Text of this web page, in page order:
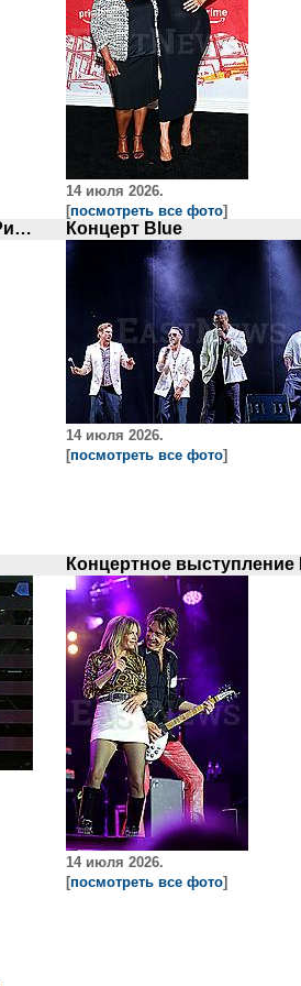
14 июля 2026.
[посмотреть все фото]
Концертное выступление Рика Эстли Концерт Blue
14 июля 2026.
[посмотреть все фото]
14 июля 2026.
[посмотреть все фото]